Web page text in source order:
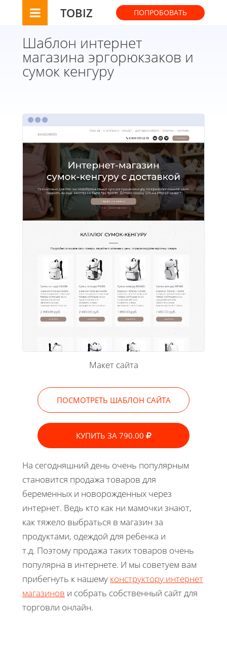
TOBIZ ПОПРОБОВАТЬ
Шаблон интернет
магазина эргорюкзаков и
сумок кенгуру
Макет сайта
ПОСМОТРЕТЬ ШАБЛОН САЙТА
КУПИТЬ ЗА 790.00
На сегодняшний день очень популярным
становится продажа товаров для
беременных и новорожденных через
интернет. Ведь кто как ни мамочки знают,
как тяжело выбраться в магазин за
продуктами, одеждой для ребенка и
т.д. Поэтому продажа таких товаров очень
популярна в интернете. И мы советуем вам
прибегнуть к нашему конструктору интернет
магазинов и собрать собственный сайт для
торговли онлайн.